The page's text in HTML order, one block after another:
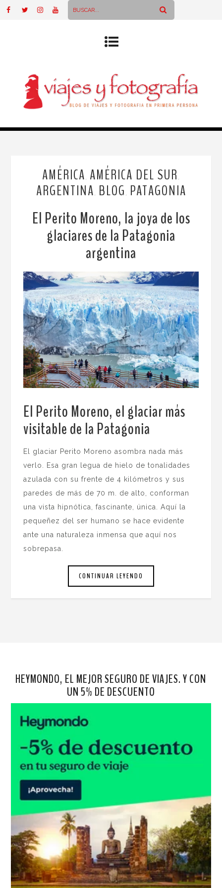
AMÉRICA AMÉRICA DEL SUR
ARGENTINA BLOG PATAGONIA
El Perito Moreno, la joya de los
glaciares de la Patagonia
argentina
El Perito Moreno, el glaciar más
visitable de la Patagonia
El glaciar Perito Moreno asombra nada más
verlo. Esa gran legua de hielo de tonalidades
azulada con su frente de 4 kilómetros y sus
paredes de más de 70 m. de alto, conforman
una vista hipnótica, fascinante, única. Aquí la
pequeñez del ser humano se hace evidente
ante una naturaleza inmensa que aquí nos
sobrepasa.
CONTINUAR LEYENDO
HEYMONDO, EL MEJOR SEGURO DE VIAJES. Y CON
UN 5% DE DESCUENTO